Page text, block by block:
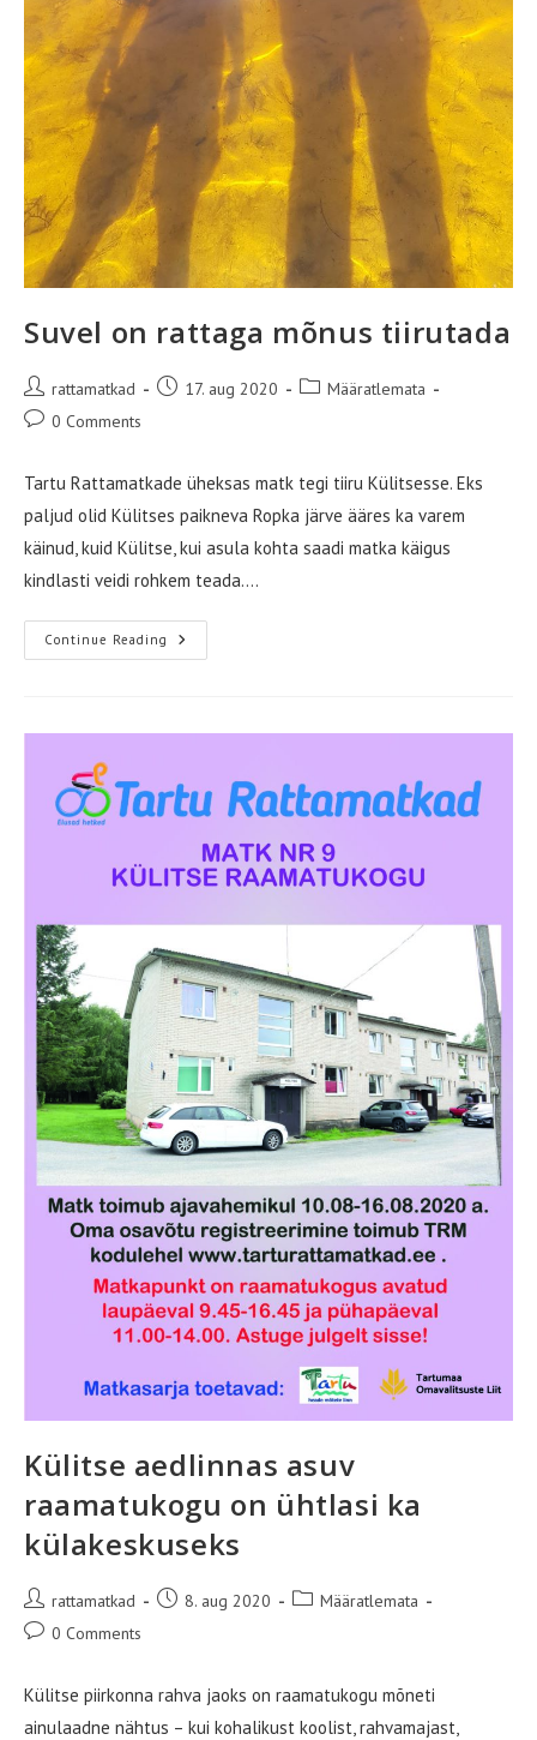
Suvel on rattaga mõnus tiirutada
Post
author:
rattamatkad
Post 17. aug 2020
PostMääratlemata
Post0 Comments
Tartu Rattamatkade üheksas matk tegi tiiru Külitsesse. Eks
paljud olid Külitses paikneva Ropka järve ääres ka varem
käinud, kuid Külitse, kui asula kohta saadi matka käigus
kindlasti veidi rohkem teada.…
Continue Reading Suvel
On
Külitse aedlinnas asuv
raamatukogu on ühtlasi ka
külakeskuseks
Post
author:
rattamatkad
Post8. aug 2020
PostMääratlemata
Post0 Comments
Külitse piirkonna rahva jaoks on raamatukogu mõneti
ainulaadne nähtus – kui kohalikust koolist, rahvamajast,